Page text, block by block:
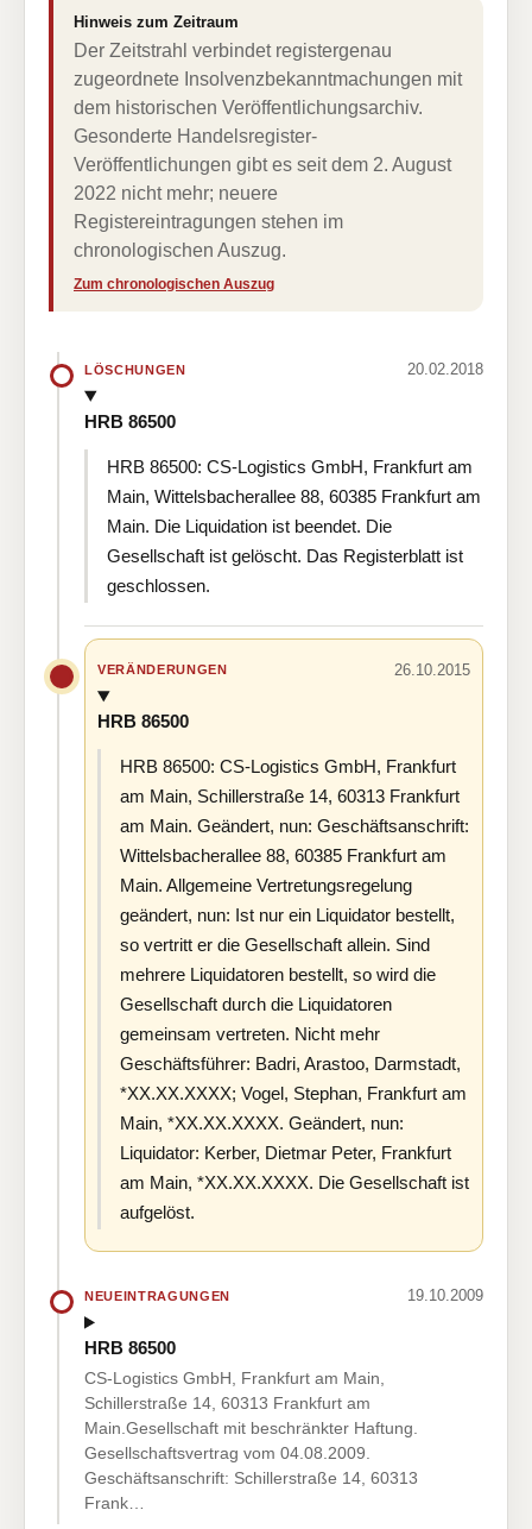
Hinweis zum Zeitraum
Der Zeitstrahl verbindet registergenau
zugeordnete Insolvenzbekanntmachungen mit
dem historischen Veröffentlichungsarchiv.
Gesonderte Handelsregister-
Veröffentlichungen gibt es seit dem 2. August
2022 nicht mehr; neuere
Registereintragungen stehen im
chronologischen Auszug.
Zum chronologischen Auszug
LÖSCHUNGEN 20.02.2018
HRB 86500
HRB 86500: CS-Logistics GmbH, Frankfurt am
Main, Wittelsbacherallee 88, 60385 Frankfurt am
Main. Die Liquidation ist beendet. Die
Gesellschaft ist gelöscht. Das Registerblatt ist
geschlossen.
VERÄNDERUNGEN 26.10.2015
HRB 86500
HRB 86500: CS-Logistics GmbH, Frankfurt
am Main, Schillerstraße 14, 60313 Frankfurt
am Main. Geändert, nun: Geschäftsanschrift:
Wittelsbacherallee 88, 60385 Frankfurt am
Main. Allgemeine Vertretungsregelung
geändert, nun: Ist nur ein Liquidator bestellt,
so vertritt er die Gesellschaft allein. Sind
mehrere Liquidatoren bestellt, so wird die
Gesellschaft durch die Liquidatoren
gemeinsam vertreten. Nicht mehr
Geschäftsführer: Badri, Arastoo, Darmstadt,
*XX.XX.XXXX; Vogel, Stephan, Frankfurt am
Main, *XX.XX.XXXX. Geändert, nun:
Liquidator: Kerber, Dietmar Peter, Frankfurt
am Main, *XX.XX.XXXX. Die Gesellschaft ist
aufgelöst.
NEUEINTRAGUNGEN 19.10.2009
HRB 86500
CS-Logistics GmbH, Frankfurt am Main,
Schillerstraße 14, 60313 Frankfurt am
Main.Gesellschaft mit beschränkter Haftung.
Gesellschaftsvertrag vom 04.08.2009.
Geschäftsanschrift: Schillerstraße 14, 60313
Frank…